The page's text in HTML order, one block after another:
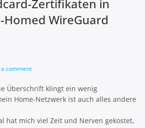
Zertifikaten in
WireGuard
a comment
Überschrift klingt ein wenig
Home-Netzwerk ist auch alles andere
hat mich viel Zeit und Nerven gekostet,